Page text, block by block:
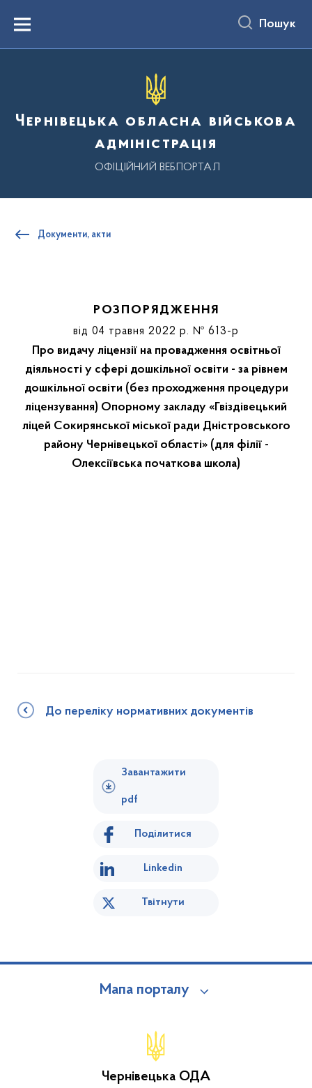
вмістуMenu Пошук
Чернівецька обласна військова
адміністрація
ОФІЦІЙНИЙ ВЕБПОРТАЛ
Документи, акти
РОЗПОРЯДЖЕННЯ
від 04 травня 2022 р. № 613-р
Про видачу ліцензії на провадження освітньої
діяльності у сфері дошкільної освіти - за рівнем
дошкільної освіти (без проходження процедури
ліцензування) Опорному закладу «Гвіздівецький
ліцей Сокирянської міської ради Дністровського
району Чернівецької області» (для філії -
Олексіївська початкова школа)
До переліку нормативних документів
Завантажити
pdf
Поділитися
Linkedin
Твітнути
Мапа порталу
Чернівецька ОДА